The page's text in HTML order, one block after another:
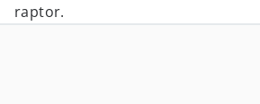
raptor.